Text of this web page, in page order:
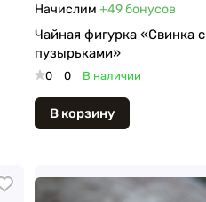
Начислим +49бонусов
Чайная фигурка «Свинка с
пузырьками»
0 0 В наличии
В корзину